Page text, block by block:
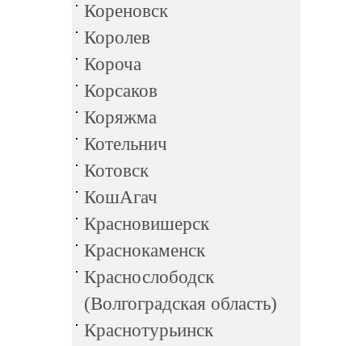
Кореновск
Королев
Короча
Корсаков
Коряжма
Котельнич
Котовск
КошАгач
Красновишерск
Краснокаменск
Краснослободск
(Волгоградская область)
Краснотурьинск